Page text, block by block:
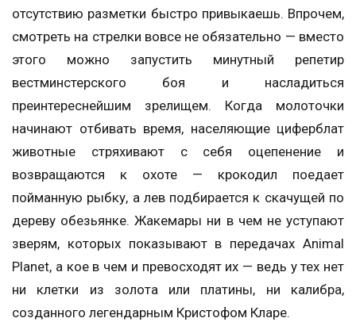
отсутствию разметки быстро привыкаешь. Впрочем,
смотреть на стрелки вовсе не обязательно — вместо
этого можно запустить минутный репетир
вестминстерского боя и насладиться
преинтереснейшим зрелищем. Когда молоточки
начинают отбивать время, населяющие циферблат
животные стряхивают с себя оцепенение и
возвращаются к охоте — крокодил поедает
пойманную рыбку, а лев подбирается к скачущей по
дереву обезьянке. Жакемары ни в чем не уступают
зверям, которых показывают в передачах Animal
Planet, а кое в чем и превосходят их — ведь у тех нет
ни клетки из золота или платины, ни калибра,
созданного легендарным Кристофом Кларе.